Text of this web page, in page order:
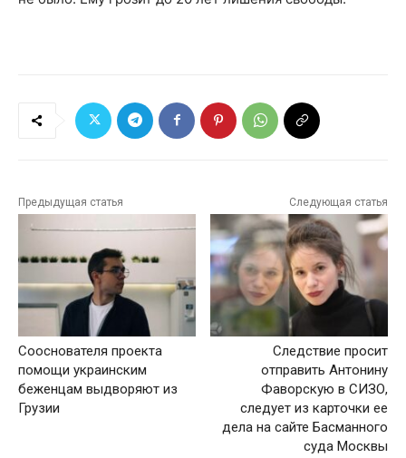
Предыдущая статья
Сооснователя проекта
помощи украинским
беженцам выдворяют из
Грузии
Следующая статья
Следствие просит
отправить Антонину
Фаворскую в СИЗО,
следует из карточки ее
дела на сайте Басманного
суда Москвы